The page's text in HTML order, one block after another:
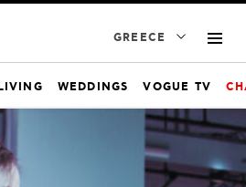
GREECE
WEDDINGS VOGUE TV